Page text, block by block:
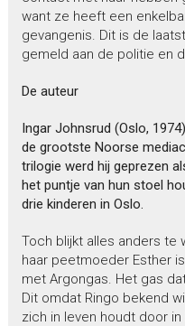
want ze heeft een
gevangenis. Dit is de
gemeld aan de politie en
De auteur
Ingar Johnsrud (Oslo,
de grootste Noorse
trilogie werd hij geprezen
het puntje van hun stoel
drie kinderen in Oslo.
Toch blijkt alles anders te
haar peetmoeder Esther
met Argongas. Het gas
Dit omdat Ringo bekend
zich in leven houdt door